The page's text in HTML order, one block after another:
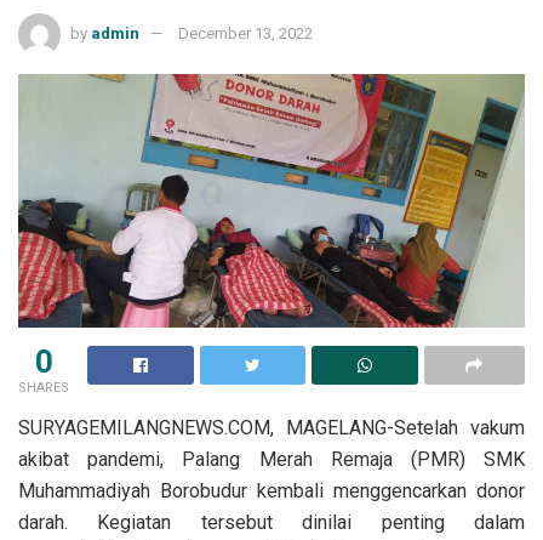
by admin December 13, 2022
0
SHARES
SURYAGEMILANGNEWS.COM, MAGELANG-Setelah vakum
akibat pandemi, Palang Merah Remaja (PMR) SMK
Muhammadiyah Borobudur kembali menggencarkan donor
darah. Kegiatan tersebut dinilai penting dalam